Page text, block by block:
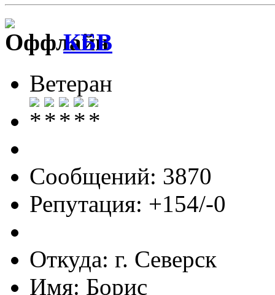
КБВ
Ветеран
Сообщений: 3870
Репутация: +154/-0
Откуда: г. Северск
Имя: Борис